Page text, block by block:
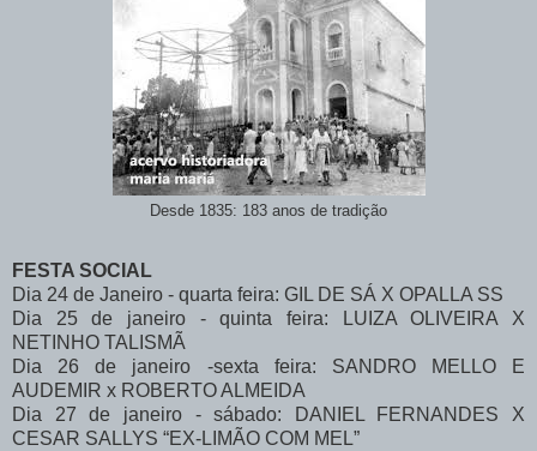
Desde 1835: 183 anos de tradição
FESTA SOCIAL
Dia 24 de Janeiro - quarta feira: GIL DE SÁ X OPALLA SS
Dia 25 de janeiro - quinta feira: LUIZA OLIVEIRA X
NETINHO TALISMÃ
Dia 26 de janeiro -sexta feira: SANDRO MELLO E
AUDEMIR x ROBERTO ALMEIDA
Dia 27 de janeiro - sábado: DANIEL FERNANDES X
CESAR SALLYS “EX-LIMÃO COM MEL”